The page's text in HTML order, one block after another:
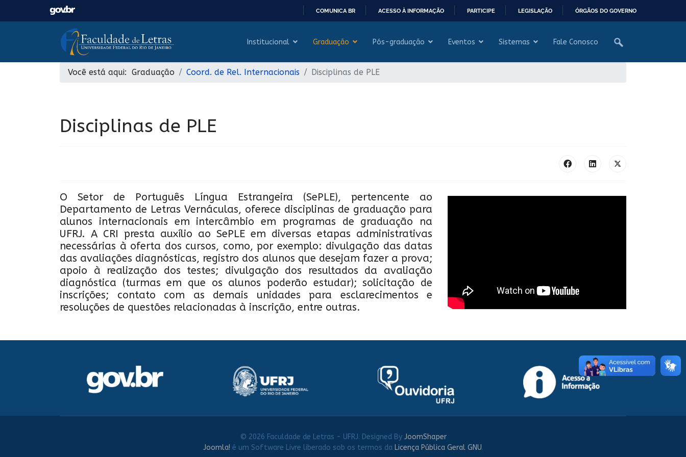
PARA
CONTEÚDO
COMUNICA BR ACESSO À INFORMAÇÃO PARTICIPE LEGISLAÇÃO ÓRGÃOS DO GOVERNO
Institucional Graduação Pós-graduação Eventos Sistemas Fale Conosco
Você está aqui: Graduação Coord. de Rel. Internacionais Disciplinas de PLE
Disciplinas de PLE
O Setor de Português Língua Estrangeira (SePLE), pertencente ao
Departamento de Letras Vernáculas, oferece disciplinas de graduação para
alunos internacionais em intercâmbio em programas de graduação na
UFRJ. A CRI presta auxílio ao SePLE em diversas etapas administrativas
necessárias à oferta dos cursos, como, por exemplo: divulgação das datas
das avaliações diagnósticas, registro dos alunos que desejam fazer a prova;
apoio à realização dos testes; divulgação dos resultados da avaliação
diagnóstica (turmas em que os alunos poderão estudar); solicitação de
inscrições; contato com as demais unidades para esclarecimentos e
resoluções de questões relacionadas à inscrição, entre outras.
© 2026 Faculdade de Letras - UFRJ. Designed By JoomShaper
Joomla! é um Software Livre liberado sob os termos da Licença Pública Geral GNU.